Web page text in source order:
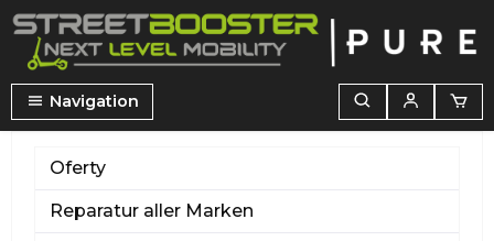
zawartości
Navigation
Oferty
Reparatur aller Marken